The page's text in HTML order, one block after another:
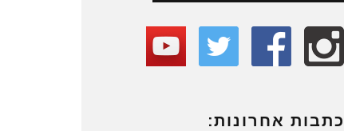
כתבות אחרונות: